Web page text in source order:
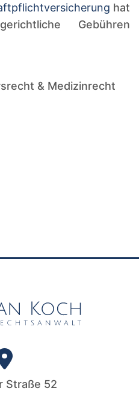
hat
Gebühren
& Medizinrecht
Straße 52